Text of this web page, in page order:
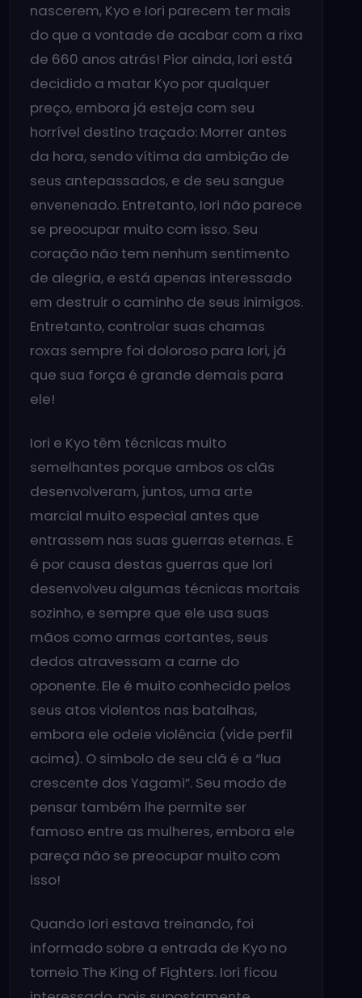
nascerem, Kyo e Iori parecem ter mais
do que a vontade de acabar com a rixa
de 660 anos atrás! Pior ainda, Iori está
decidido a matar Kyo por qualquer
preço, embora já esteja com seu
horrível destino traçado: Morrer antes
da hora, sendo vítima da ambição de
seus antepassados, e de seu sangue
envenenado. Entretanto, Iori não parece
se preocupar muito com isso. Seu
coração não tem nenhum sentimento
de alegria, e está apenas interessado
em destruir o caminho de seus inimigos.
Entretanto, controlar suas chamas
roxas sempre foi doloroso para Iori, já
que sua força é grande demais para
ele!
Iori e Kyo têm técnicas muito
semelhantes porque ambos os clãs
desenvolveram, juntos, uma arte
marcial muito especial antes que
entrassem nas suas guerras eternas. E
é por causa destas guerras que Iori
desenvolveu algumas técnicas mortais
sozinho, e sempre que ele usa suas
mãos como armas cortantes, seus
dedos atravessam a carne do
oponente. Ele é muito conhecido pelos
seus atos violentos nas batalhas,
embora ele odeie violência (vide perfil
acima). O simbolo de seu clã é a “lua
crescente dos Yagami”. Seu modo de
pensar também lhe permite ser
famoso entre as mulheres, embora ele
pareça não se preocupar muito com
isso!
Quando Iori estava treinando, foi
informado sobre a entrada de Kyo no
torneio The King of Fighters. Iori ficou